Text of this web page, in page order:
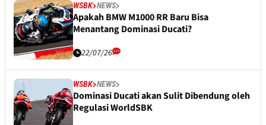
WSBK NEWS
Apakah BMW M1000 RR Baru Bisa
Menantang Dominasi Ducati?
22/07/26
WSBK NEWS
Dominasi Ducati akan Sulit Dibendung oleh
Regulasi WorldSBK